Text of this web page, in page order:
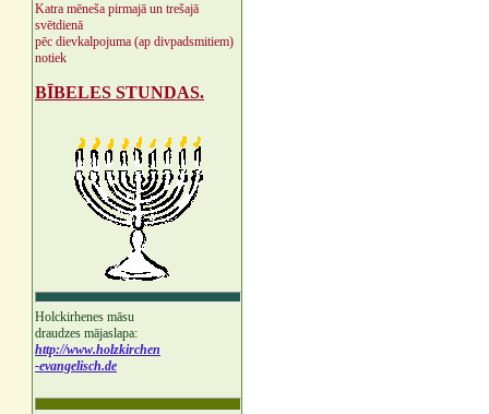
Katra mēneša pirmajā un trešajā
svētdienā
pēc dievkalpojuma (ap divpadsmitiem)
notiek
BĪBELES STUNDAS.
Holckirhenes māsu
draudzes mājaslapa:
http://www.holzkirchen
-evangelisch.de